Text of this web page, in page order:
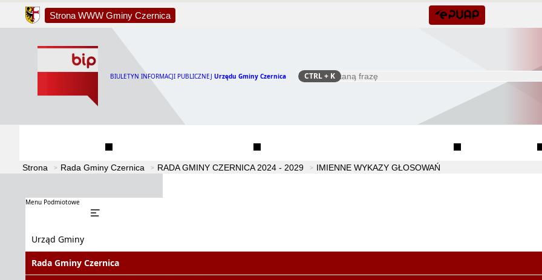
Strona WWW Gminy Czernica
BIULETYN INFORMACJI PUBLICZNEJ Urzędu Gminy Czernica Szukaj
CTRL+ K
Strona Rada Gminy Czernica RADA GMINY CZERNICA 2024 - 2029 IMIENNE WYKAZY GŁOSOWAŃ
Menu Podmiotowe
Urząd Gminy
Rada Gminy Czernica